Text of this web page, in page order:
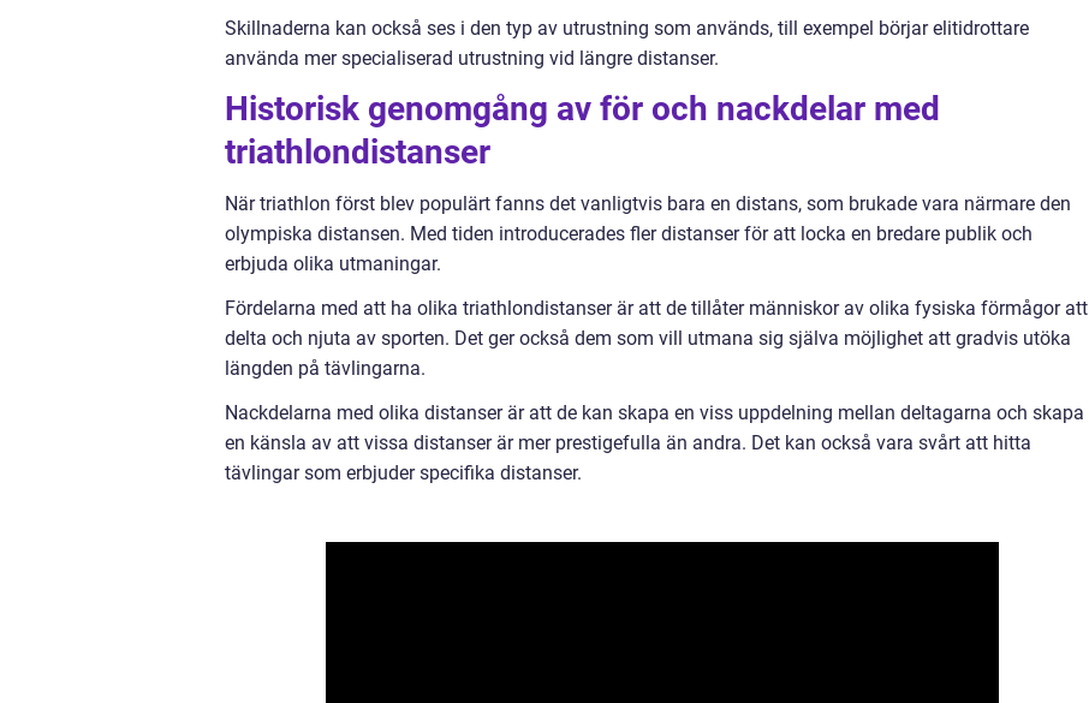
Skillnaderna kan också ses i den typ av utrustning som används, till exempel börjar elitidrottare
använda mer specialiserad utrustning vid längre distanser.
Historisk genomgång av för och nackdelar med
triathlondistanser
När triathlon först blev populärt fanns det vanligtvis bara en distans, som brukade vara närmare den
olympiska distansen. Med tiden introducerades fler distanser för att locka en bredare publik och
erbjuda olika utmaningar.
Fördelarna med att ha olika triathlondistanser är att de tillåter människor av olika fysiska förmågor att
delta och njuta av sporten. Det ger också dem som vill utmana sig själva möjlighet att gradvis utöka
längden på tävlingarna.
Nackdelarna med olika distanser är att de kan skapa en viss uppdelning mellan deltagarna och skapa
en känsla av att vissa distanser är mer prestigefulla än andra. Det kan också vara svårt att hitta
tävlingar som erbjuder specifika distanser.